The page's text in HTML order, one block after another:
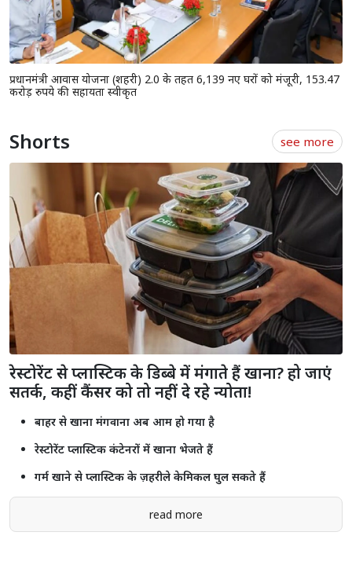
प्रधानमंत्री आवास योजना (शहरी) 2.0 के तहत 6,139 नए घरों को मंजूरी, 153.47
करोड़ रुपये की सहायता स्वीकृत
Shorts see more
रेस्टोरेंट से प्लास्टिक के डिब्बे में मंगाते हैं खाना? हो जाएं
सतर्क, कहीं कैंसर को तो नहीं दे रहे न्योता!
बाहर से खाना मंगवाना अब आम हो गया है
रेस्टोरेंट प्लास्टिक कंटेनरों में खाना भेजते हैं
गर्म खाने से प्लास्टिक के ज़हरीले केमिकल घुल सकते हैं
read more